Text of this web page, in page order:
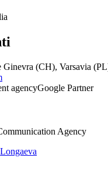
(CH), Varsavia
Agency
Longaeva